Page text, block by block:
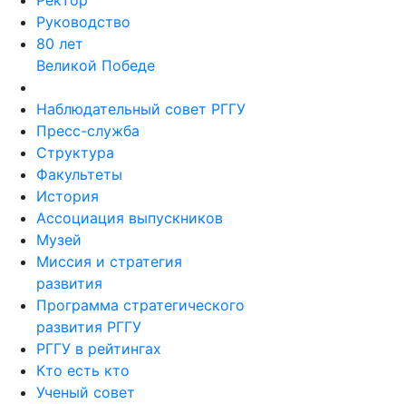
Руководство
80 лет
Великой Победе
Наблюдательный совет РГГУ
Пресс-служба
Структура
Факультеты
История
Ассоциация выпускников
Музей
Миссия и стратегия
развития
Программа стратегического
развития РГГУ
РГГУ в рейтингах
Кто есть кто
Ученый совет